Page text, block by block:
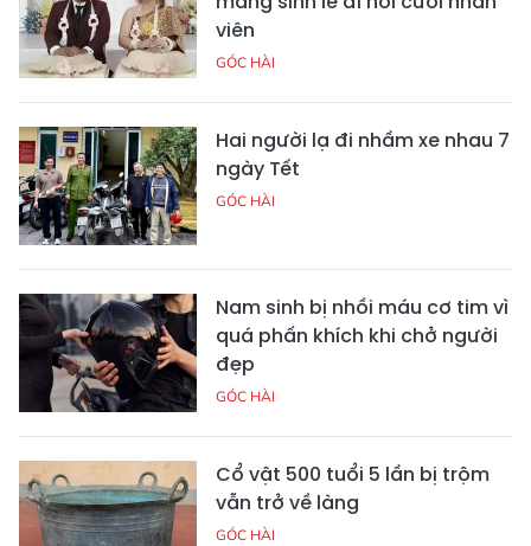
viên
GÓC HÀI
Hai người lạ đi nhầm xe nhau 7
ngày Tết
GÓC HÀI
Nam sinh bị nhồi máu cơ tim vì
quá phấn khích khi chở người
đẹp
GÓC HÀI
Cổ vật 500 tuổi 5 lần bị trộm
vẫn trở về làng
GÓC HÀI